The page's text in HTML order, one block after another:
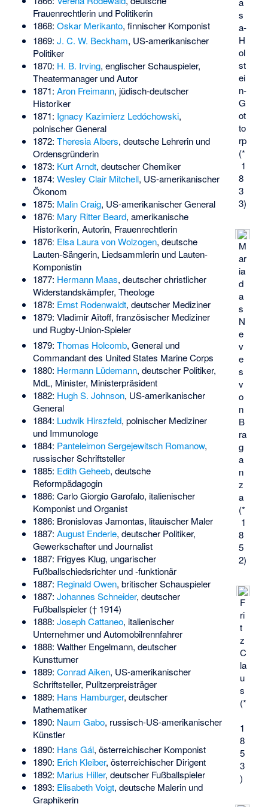
s
a-
H
ol
st
ei
n-
G
ot
to
rp
(*
1
8
3
3)
M
ar
ia
d
a
s
N
e
v
e
s
v
o
n
B
ra
g
a
n
z
a
(*
1
8
5
2)
F
ri
t
z
C
la
u
s
(*
1
8
5
3
)
Frauenrechtlerin und Politikerin
1868: Oskar Merikanto, finnischer Komponist
1869: J. C. W. Beckham, US-amerikanischer
Politiker
1870: H. B. Irving, englischer Schauspieler,
Theatermanager und Autor
1871: Aron Freimann, jüdisch-deutscher
Historiker
1871: Ignacy Kazimierz Ledóchowski,
polnischer General
1872: Theresia Albers, deutsche Lehrerin und
Ordensgründerin
1873: Kurt Arndt, deutscher Chemiker
1874: Wesley Clair Mitchell, US-amerikanischer
Ökonom
1875: Malin Craig, US-amerikanischer General
1876ː Mary Ritter Beard, amerikanische
Historikerin, Autorin, Frauenrechtlerin
1876ː Elsa Laura von Wolzogen, deutsche
Lauten-Sängerin, Liedsammlerin und Lauten-
Komponistin
1877: Hermann Maas, deutscher christlicher
Widerstandskämpfer, Theologe
1878: Ernst Rodenwaldt, deutscher Mediziner
1879: Vladimir Aïtoff, französischer Mediziner
und Rugby-Union-Spieler
1879: Thomas Holcomb, General und
Commandant des United States Marine Corps
1880: Hermann Lüdemann, deutscher Politiker,
MdL, Minister, Ministerpräsident
1882: Hugh S. Johnson, US-amerikanischer
General
1884: Ludwik Hirszfeld, polnischer Mediziner
und Immunologe
1884: Panteleimon Sergejewitsch Romanow,
russischer Schriftsteller
1885: Edith Geheeb, deutsche
Reformpädagogin
1886: Carlo Giorgio Garofalo, italienischer
Komponist und Organist
1886: Bronislovas Jamontas, litauischer Maler
1887: August Enderle, deutscher Politiker,
Gewerkschafter und Journalist
1887: Frigyes Klug, ungarischer
Fußballschiedsrichter und -funktionär
1887: Reginald Owen, britischer Schauspieler
1887: Johannes Schneider, deutscher
Fußballspieler († 1914)
1888: Joseph Cattaneo, italienischer
Unternehmer und Automobilrennfahrer
1888: Walther Engelmann, deutscher
Kunstturner
1889: Conrad Aiken, US-amerikanischer
Schriftsteller, Pulitzerpreisträger
1889: Hans Hamburger, deutscher
Mathematiker
1890: Naum Gabo, russisch-US-amerikanischer
Künstler
1890: Hans Gál, österreichischer Komponist
1890: Erich Kleiber, österreichischer Dirigent
1892: Marius Hiller, deutscher Fußballspieler
1893: Elisabeth Voigt, deutsche Malerin und
Graphikerin